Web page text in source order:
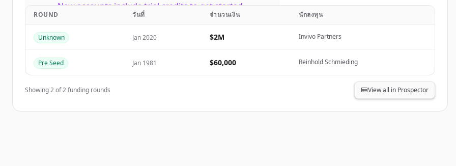
New accounts include trial credits to get started.
Create Free Account
ROUND วันที่ จำนวนเงิน นักลงทุน
Unknown Jan 2020 $2M Invivo Partners
Pre Seed Jan 1981 $60,000 Reinhold Schmieding
Showing2of2funding rounds View all in Prospector